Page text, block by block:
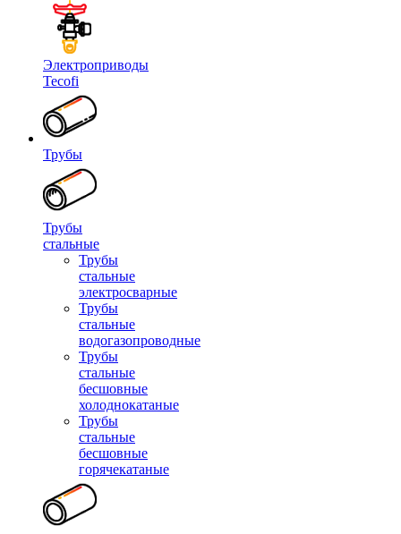
Электроприводы
Tecofi
Трубы
Трубы
стальные
Трубы
стальные
электросварные
Трубы
стальные
водогазопроводные
Трубы
стальные
бесшовные
холоднокатаные
Трубы
стальные
бесшовные
горячекатаные